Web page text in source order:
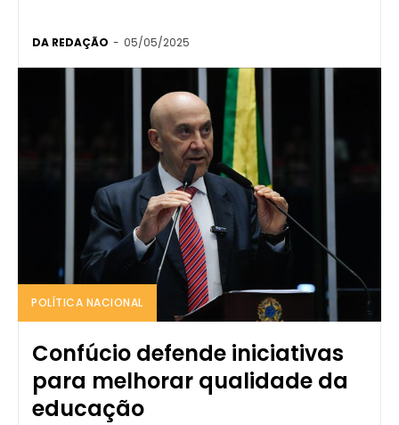
DA REDAÇÃO - 05/05/2025
POLÍTICA NACIONAL
Confúcio defende iniciativas
para melhorar qualidade da
educação